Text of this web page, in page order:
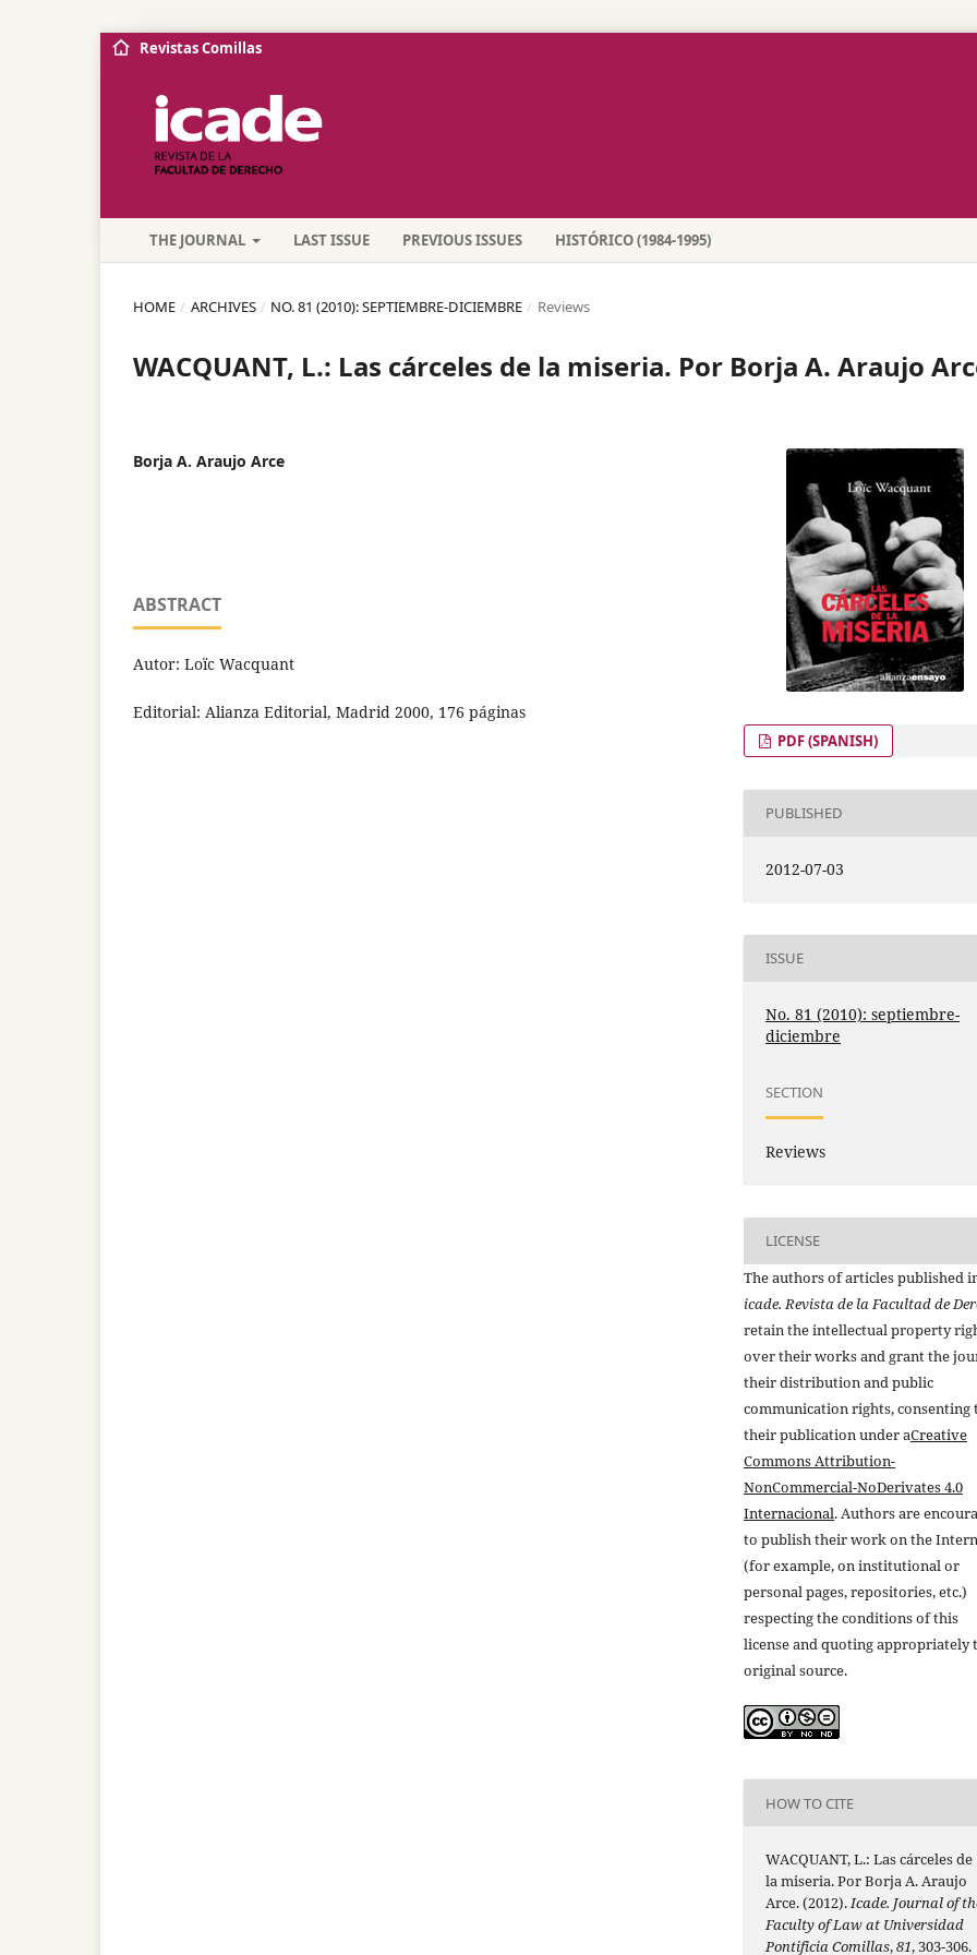
THE JOURNAL LAST ISSUE PREVIOUS ISSUES HISTÓRICO (1984-1995)
Revistas Comillas
HOME / ARCHIVES / NO. 81 (2010): SEPTIEMBRE-DICIEMBRE / Reviews
WACQUANT, L.: Las cárceles de la miseria. Por Borja A. Araujo
Borja A. Araujo Arce
ABSTRACT
Autor: Loïc Wacquant
Editorial: Alianza Editorial, Madrid 2000, 176 páginas
PDF (SPANISH)
PUBLISHED
2012-07-03
ISSUE
No. 81 (2010): septiembre-
diciembre
SECTION
Reviews
LICENSE
The authors of articles published
icade. Revista de la Facultad de
retain the intellectual property
over their works and grant the
their distribution and public
communication rights, consenting
their publication under aCreative
Commons Attribution-
NonCommercial-NoDerivates 4.0
Internacional. Authors are
to publish their work on the
(for example, on institutional or
personal pages, repositories, etc.)
respecting the conditions of this
license and quoting appropriately
original source.
HOW TO CITE
WACQUANT, L.: Las cárceles de
la miseria. Por Borja A. Araujo
Arce. (2012).Icade. Journal of
Faculty of Law at Universidad
Pontificia Comillas,81, 303-306.